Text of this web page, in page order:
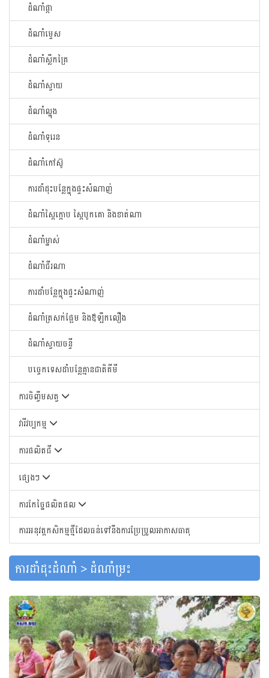
ដំណាំផ្កា
ដំណាំម្ទេស
ដំណាំស្លឹកគ្រៃ
ដំណាំស្វាយ
ដំណាំល្ហុង
ដំណាំទុរេន
ដំណាំកៅសូ៊
ការដាំដុះបន្លែក្នុងផ្ទះសំណាញ់
ដំណាំស្ពៃក្តោប ស្ពៃបូកគោ និងខាត់ណា
ដំណាំម្នាស់
ដំណាំជីរណា
ការដាំបន្លែក្នុងផ្ទះសំណាញ់
ដំណាំត្រសក់ផ្អែម និងឪឡឹកលឿង
ដំណាំស្វាយចន្ទី
បច្ចេកទេសដាំបន្លែគ្មានជាតិគីមី
ការចិញ្ចឹមសត្វ
វារីវប្បកម្ម
ការផលិតជី
ផ្សេងៗ
ការកែច្នៃផលិតផល
ការអនុវត្តកសិកម្មថ្មីដែលធន់ទៅនឹងការប្រែប្រួលអាកាសធាតុ
ការដាំដុះដំណាំ > ដំណាំម្រះ